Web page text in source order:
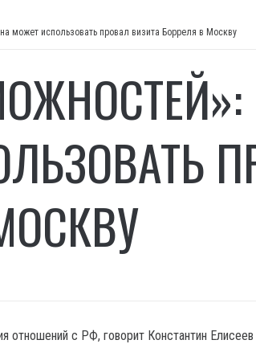
может использовать провал визита Борреля в Москву
отношений с РФ, говорит Константин Елисеев